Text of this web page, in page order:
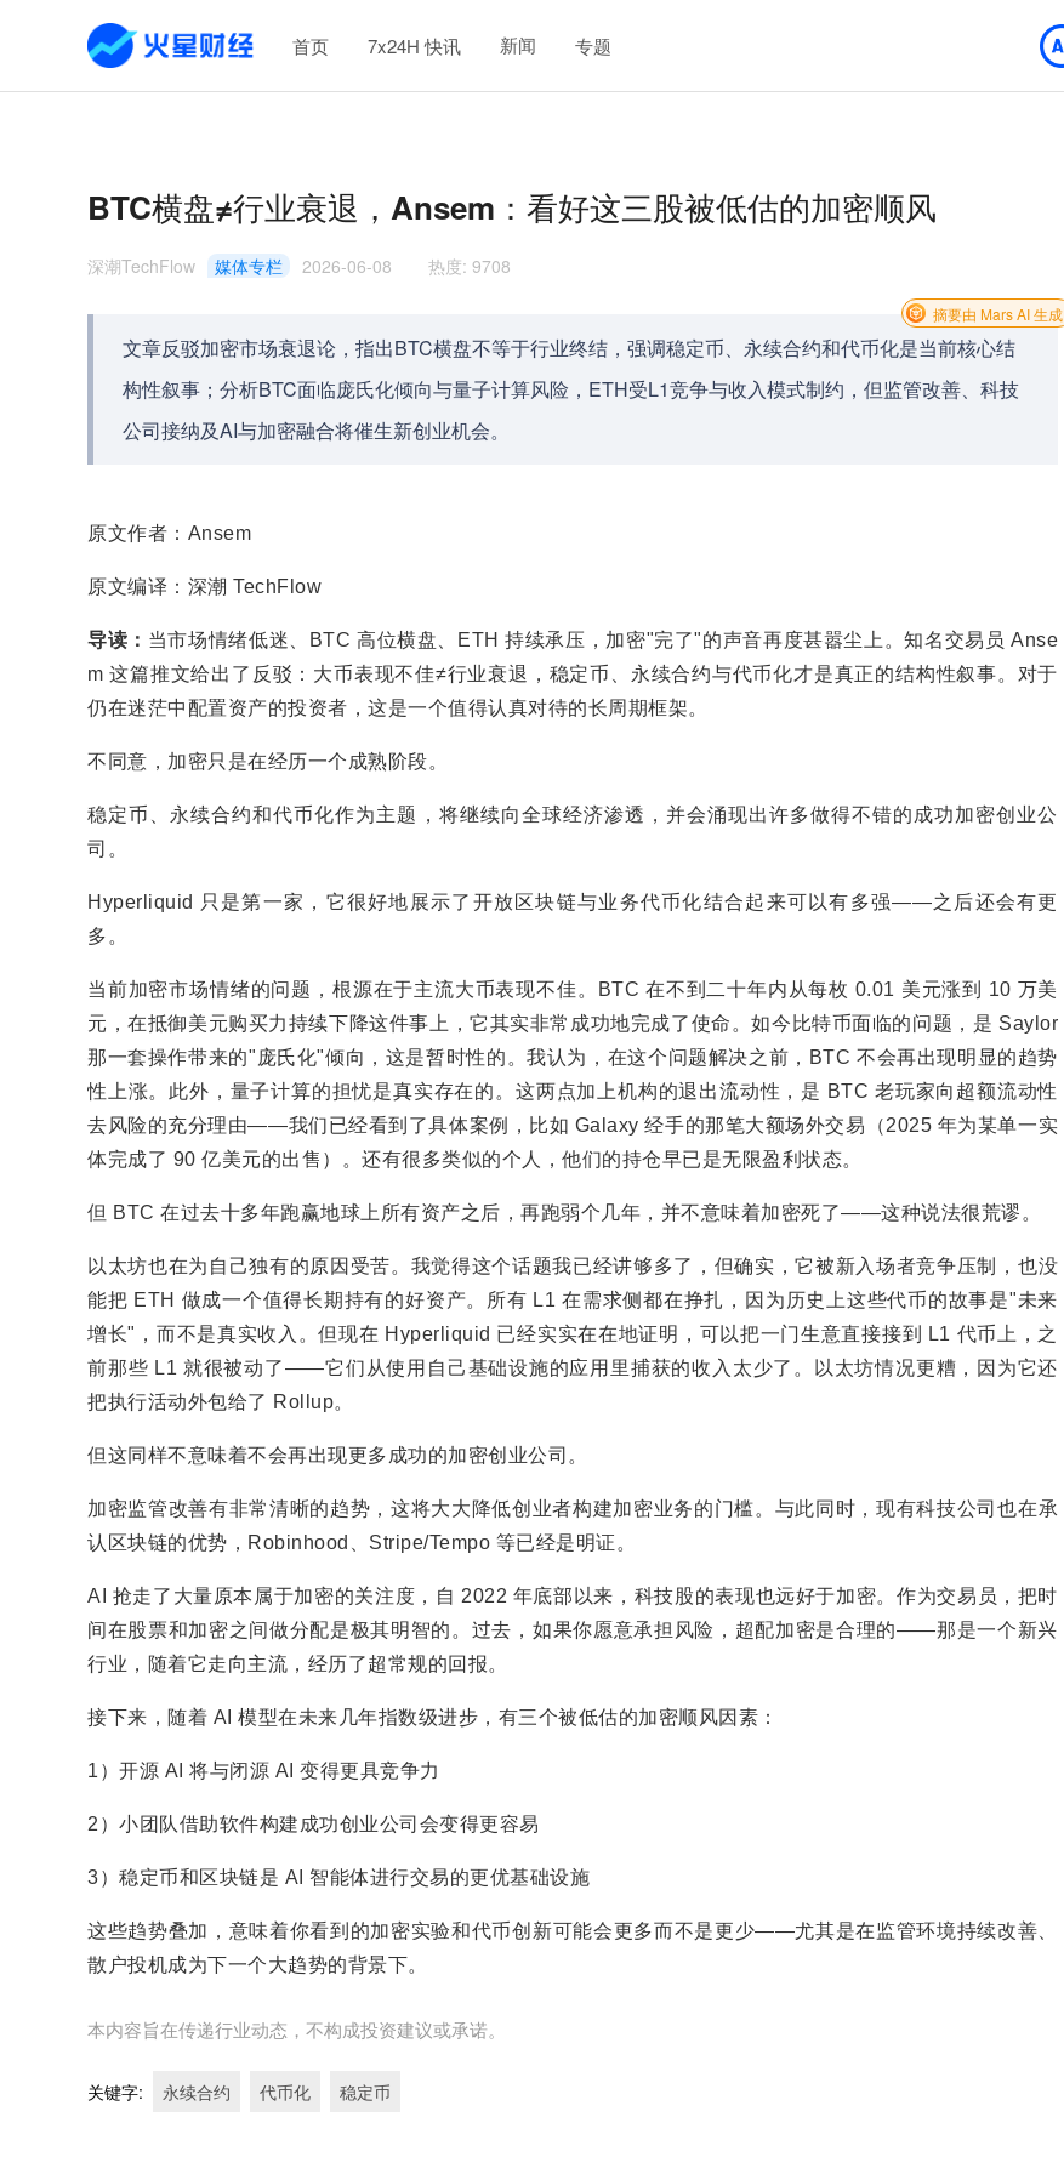
首页 7x24H 快讯 新闻 专题
BTC横盘≠行业衰退，Ansem：看好这三股被低估的加密顺风
深潮TechFlow 媒体专栏 2026-06-08 热度: 9708
文章反驳加密市场衰退论，指出BTC横盘不等于行业终结，强调稳定币、永续合约和代币化是当前核心结
构性叙事；分析BTC面临庞氏化倾向与量子计算风险，ETH受L1竞争与收入模式制约，但监管改善、科技
公司接纳及AI与加密融合将催生新创业机会。
摘要由 Mars AI 生成
原文作者：Ansem
原文编译：深潮 TechFlow
导读： 当市场情绪低迷、BTC 高位横盘、ETH 持续承压，加密"完了"的声音再度甚嚣尘上。知名交易员 Anse
m 这篇推文给出了反驳：大币表现不佳≠行业衰退，稳定币、永续合约与代币化才是真正的结构性叙事。对于
仍在迷茫中配置资产的投资者，这是一个值得认真对待的长周期框架。
不同意，加密只是在经历一个成熟阶段。
稳定币、永续合约和代币化作为主题，将继续向全球经济渗透，并会涌现出许多做得不错的成功加密创业公
司。
Hyperliquid 只是第一家，它很好地展示了开放区块链与业务代币化结合起来可以有多强——之后还会有更
多。
当前加密市场情绪的问题，根源在于主流大币表现不佳。BTC 在不到二十年内从每枚 0.01 美元涨到 10 万美
元，在抵御美元购买力持续下降这件事上，它其实非常成功地完成了使命。如今比特币面临的问题，是 Saylor
那一套操作带来的"庞氏化"倾向，这是暂时性的。我认为，在这个问题解决之前，BTC 不会再出现明显的趋势
性上涨。此外，量子计算的担忧是真实存在的。这两点加上机构的退出流动性，是 BTC 老玩家向超额流动性
去风险的充分理由——我们已经看到了具体案例，比如 Galaxy 经手的那笔大额场外交易（2025 年为某单一实
体完成了 90 亿美元的出售）。还有很多类似的个人，他们的持仓早已是无限盈利状态。
但 BTC 在过去十多年跑赢地球上所有资产之后，再跑弱个几年，并不意味着加密死了——这种说法很荒谬。
以太坊也在为自己独有的原因受苦。我觉得这个话题我已经讲够多了，但确实，它被新入场者竞争压制，也没
能把 ETH 做成一个值得长期持有的好资产。所有 L1 在需求侧都在挣扎，因为历史上这些代币的故事是"未来
增长"，而不是真实收入。但现在 Hyperliquid 已经实实在在地证明，可以把一门生意直接接到 L1 代币上，之
前那些 L1 就很被动了——它们从使用自己基础设施的应用里捕获的收入太少了。以太坊情况更糟，因为它还
把执行活动外包给了 Rollup。
但这同样不意味着不会再出现更多成功的加密创业公司。
加密监管改善有非常清晰的趋势，这将大大降低创业者构建加密业务的门槛。与此同时，现有科技公司也在承
认区块链的优势，Robinhood、Stripe/Tempo 等已经是明证。
AI 抢走了大量原本属于加密的关注度，自 2022 年底部以来，科技股的表现也远好于加密。作为交易员，把时
间在股票和加密之间做分配是极其明智的。过去，如果你愿意承担风险，超配加密是合理的——那是一个新兴
行业，随着它走向主流，经历了超常规的回报。
接下来，随着 AI 模型在未来几年指数级进步，有三个被低估的加密顺风因素：
1）开源 AI 将与闭源 AI 变得更具竞争力
2）小团队借助软件构建成功创业公司会变得更容易
3）稳定币和区块链是 AI 智能体进行交易的更优基础设施
这些趋势叠加，意味着你看到的加密实验和代币创新可能会更多而不是更少——尤其是在监管环境持续改善、
散户投机成为下一个大趋势的背景下。
本内容旨在传递行业动态，不构成投资建议或承诺。
关键字: 永续合约 代币化 稳定币